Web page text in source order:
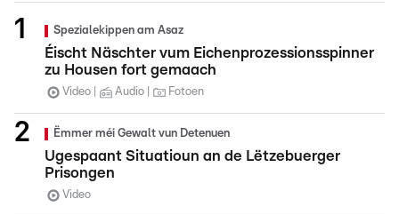
Spezialekippen am Asaz
Éischt Näschter vum Eichenprozessionsspinner
zu Housen fort gemaach
Video Audio Fotoen
Ëmmer méi Gewalt vun Detenuen
Ugespaant Situatioun an de Lëtzebuerger
Prisongen
Video